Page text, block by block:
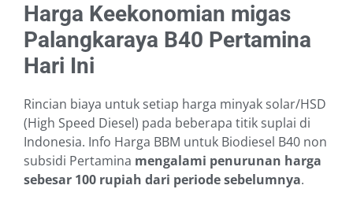
Harga Keekonomian migas
Palangkaraya B40 Pertamina
Hari Ini
Rincian biaya untuk setiap harga minyak solar/HSD
(High Speed Diesel) pada beberapa titik suplai di
Indonesia. Info Harga BBM untuk Biodiesel B40 non
subsidi Pertamina mengalami penurunan harga
sebesar 100 rupiah dari periode sebelumnya.